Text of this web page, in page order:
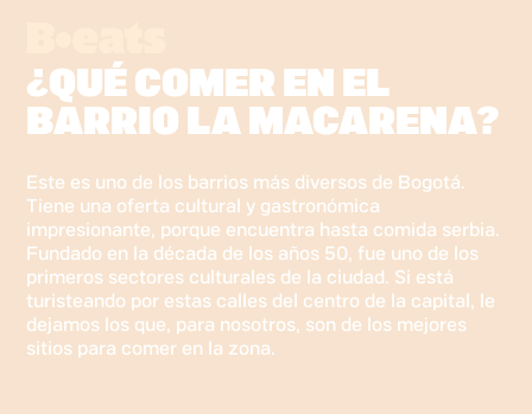
¿QUÉ COMER EN EL
BARRIO LA MACARENA?
Este es uno de los barrios más diversos de Bogotá.
Tiene una oferta cultural y gastronómica
impresionante, porque encuentra hasta comida serbia.
Fundado en la década de los años 50, fue uno de los
primeros sectores culturales de la ciudad. Si está
turisteando por estas calles del centro de la capital, le
dejamos los que, para nosotros, son de los mejores
sitios para comer en la zona.